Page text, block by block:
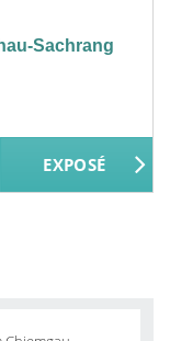
Sachrang